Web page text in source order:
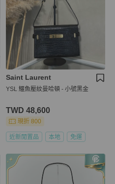
Saint Laurent
YSL 鱷魚壓紋曼哈頓 - 小號黑金
TWD 48,600
現折 800
近新閒置品 本地 免運